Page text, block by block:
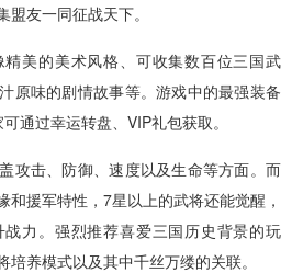
友一同征战天下。
美的美术风格、可收集数百位三国武
原味的剧情故事等。游戏中的最强装备
通过幸运转盘、VIP礼包获取。
攻击、防御、速度以及生命等方面。而
和援军特性，7星以上的武将还能觉醒，
力。强烈推荐喜爱三国历史背景的玩
养模式以及其中千丝万缕的关联。